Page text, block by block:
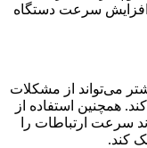
سرعت دستگاه
می‌تواند از مشکلات
همچنین استفاده از
سرعت ارتباطات را
کند.